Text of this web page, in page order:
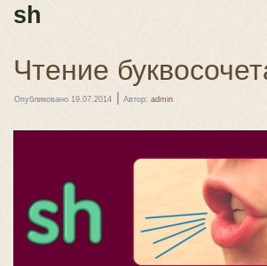
sh
Чтение
Опубликовано 19.07.2014 | Автор: admin